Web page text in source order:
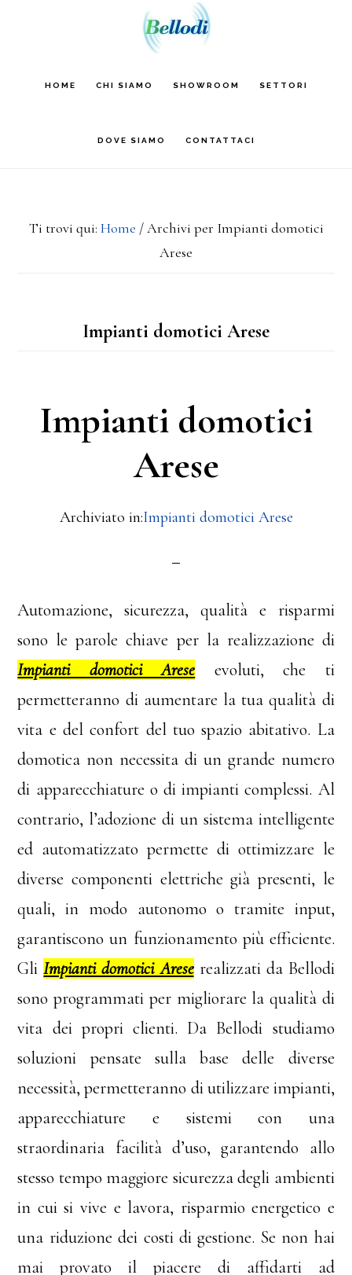
HOME CHI SIAMO SHOWROOM SETTORI
DOVE SIAMO CONTATTACI
Ti trovi qui: Home /Archivi per Impianti domotici
Arese
Impianti domotici Arese
Impianti domotici
Arese
Archiviato in:Impianti domotici Arese
Automazione, sicurezza, qualità e risparmi
sono le parole chiave per la realizzazione di
Impianti domotici Arese evoluti, che ti
permetteranno di aumentare la tua qualità di
vita e del confort del tuo spazio abitativo. La
domotica non necessita di un grande numero
di apparecchiature o di impianti complessi. Al
contrario, l’adozione di un sistema intelligente
ed automatizzato permette di ottimizzare le
diverse componenti elettriche già presenti, le
quali, in modo autonomo o tramite input,
garantiscono un funzionamento più efficiente.
GliImpianti domotici Areserealizzati da Bellodi
sono programmati per migliorare la qualità di
vita dei propri clienti. Da Bellodi studiamo
soluzioni pensate sulla base delle diverse
necessità, permetteranno di utilizzare impianti,
apparecchiature e sistemi con una
straordinaria facilità d’uso, garantendo allo
stesso tempo maggiore sicurezza degli ambienti
in cui si vive e lavora, risparmio energetico e
una riduzione dei costi di gestione. Se non hai
mai provato il piacere di affidarti ad